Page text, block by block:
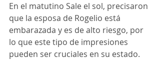
En el matutino Sale el sol, precisaron
que la esposa de Rogelio está
embarazada y es de alto riesgo, por
lo que este tipo de impresiones
pueden ser cruciales en su estado.